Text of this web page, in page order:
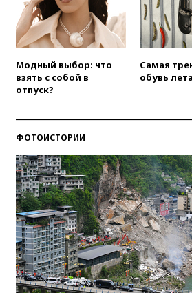
Модный выбор: что
взять с собой в
отпуск?
Самая
обувь
ФОТОИСТОРИИ